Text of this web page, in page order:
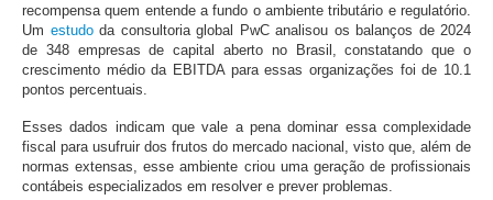
recompensa quem entende a fundo o ambiente tributário e regulatório.
Um estudoda consultoria global PwC analisou os balanços de 2024
de 348 empresas de capital aberto no Brasil, constatando que o
crescimento médio da EBITDA para essas organizações foi de 10.1
pontos percentuais.
Esses dados indicam que vale a pena dominar essa complexidade
fiscal para usufruir dos frutos do mercado nacional, visto que, além de
normas extensas, esse ambiente criou uma geração de profissionais
contábeis especializados em resolver e prever problemas.